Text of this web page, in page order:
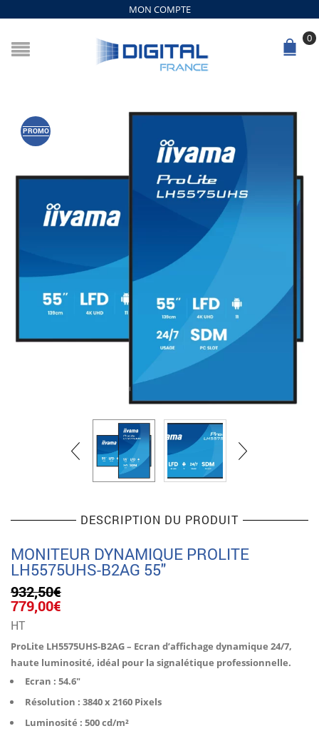
MON COMPTE
0
PROMO
DESCRIPTION DU PRODUIT
MONITEUR DYNAMIQUE PROLITE
LH5575UHS-B2AG 55″
932,50€
Le
prix
initial
était :
932,50€.
779,00€
est :
779,00€.
HT
ProLite LH5575UHS-B2AG – Ecran d’affichage dynamique 24/7,
haute luminosité, idéal pour la signalétique professionnelle.
Ecran : 54.6″
Résolution : 3840 x 2160 Pixels
Luminosité : 500 cd/m²